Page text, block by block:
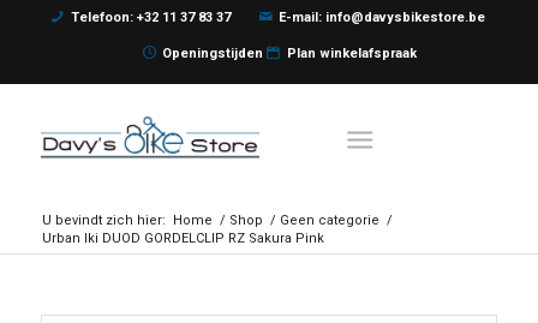
Telefoon: +32 11 37 83 37 E-mail: info@davysbikestore.be
Openingstijden Plan winkelafspraak
U bevindt zich hier: Home / Shop / Geen categorie /
Urban Iki DUOD GORDELCLIP RZ Sakura Pink